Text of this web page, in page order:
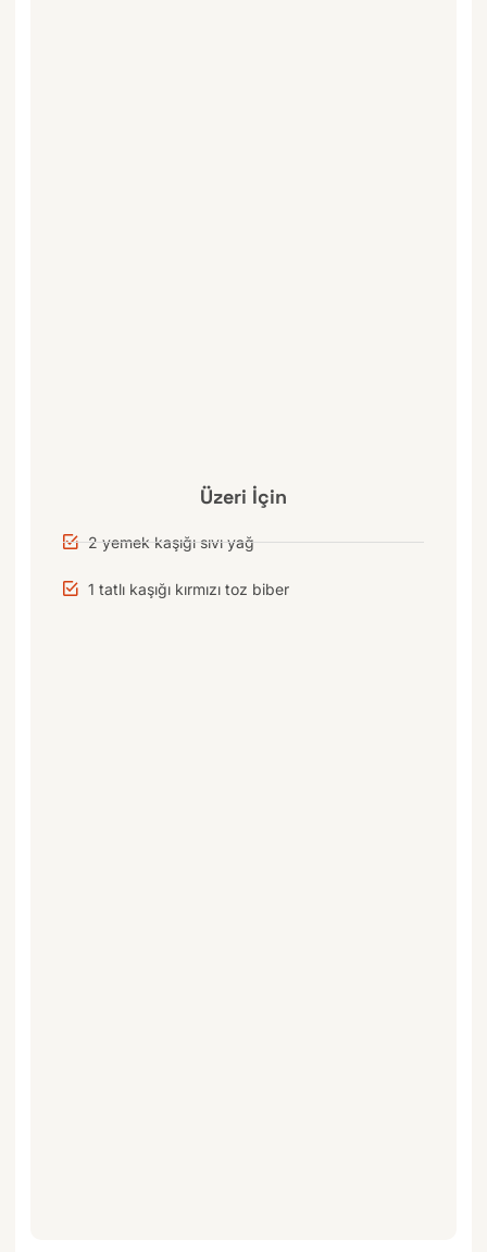
Üzeri İçin
2 yemek kaşığı sıvı yağ
1 tatlı kaşığı kırmızı toz biber